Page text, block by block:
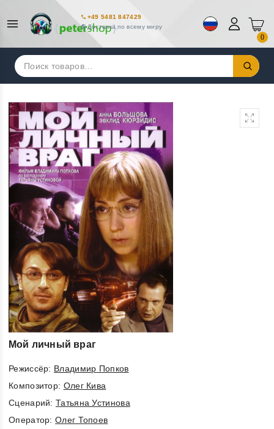
+49 5481 847429
Доставка по всему миру
0
Искать:
Мой личный враг
Режиссёр: Владимир Попков
Композитор: Олег Кива
Cценарий: Татьяна Устинова
Оператор:Олег Топоев